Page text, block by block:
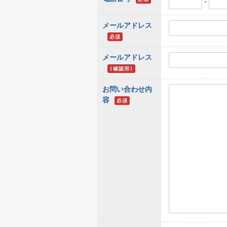
メールアドレス
必須
メールアドレス
(確認用)
お問い合わせ内
容
必須